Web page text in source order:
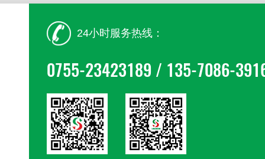
24小时服务热线：
0755-23423189 / 135-7086-